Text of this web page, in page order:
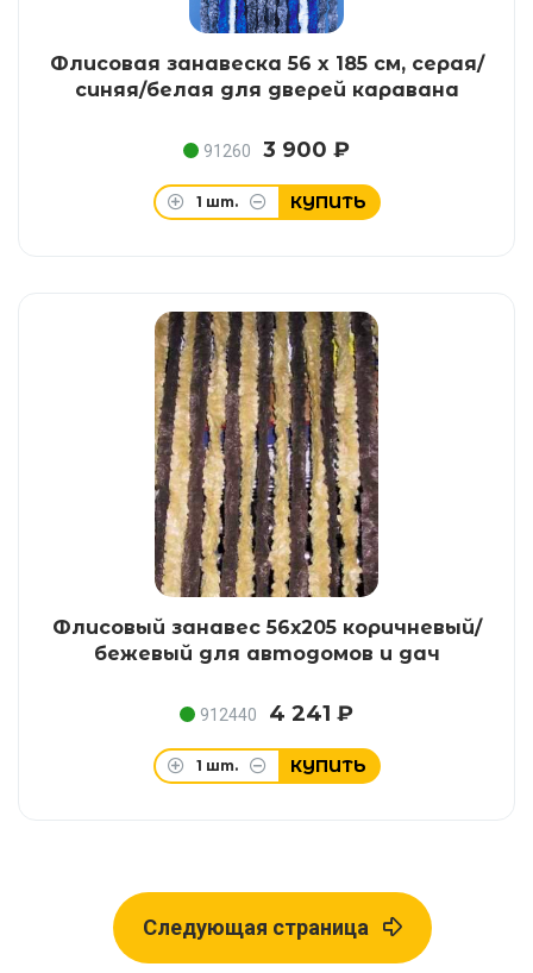
Флисовая занавеска 56 x 185 см, серая/
синяя/белая для дверей каравана
91260 3 900 ₽
1 шт. КУПИТЬ
Флисовый занавес 56х205 коричневый/
бежевый для автодомов и дач
912440 4 241 ₽
1 шт. КУПИТЬ
Следующая страница